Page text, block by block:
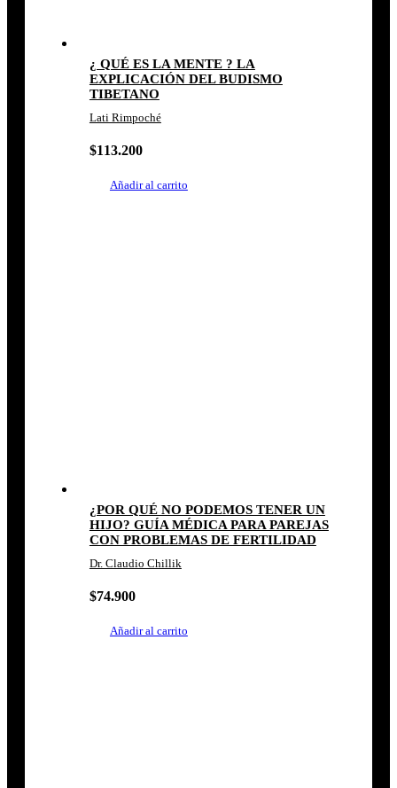
¿ QUÉ ES LA MENTE ? LA
EXPLICACIÓN DEL BUDISMO
TIBETANO
Lati Rimpoché
$113.200
Añadir al carrito
¿POR QUÉ NO PODEMOS TENER UN
HIJO? GUÍA MÉDICA PARA PAREJAS
CON PROBLEMAS DE FERTILIDAD
Dr. Claudio Chillik
$74.900
Añadir al carrito